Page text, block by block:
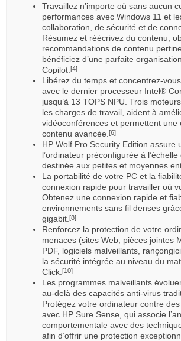
Travaillez n’importe où sans aucun
performances avec Windows 11 et
collaboration, de sécurité et de
Résumez et réécrivez du contenu,
recommandations de contenu
bénéficiez d’une parfaite
Copilot. [4]
Libérez du temps et concentrez-
avec le dernier processeur Intel®
jusqu’à 13 TOPS NPU. Trois
les charges de travail, aident à
vidéoconférences et permettent une
contenu avancée. [6]
HP Wolf Pro Security Edition assure
l’ordinateur préconfigurée à l’échelle
destinée aux petites et moyennes
La portabilité de votre PC et la
connexion rapide pour travailler où
Obtenez une connexion rapide et
environnements sans fil denses
gigabit. [8]
Renforcez la protection de votre
menaces (sites Web, pièces jointes
PDF, logiciels malveillants,
la sécurité intégrée au niveau du
Click. [10]
Les programmes malveillants
au-delà des capacités anti-virus
Protégez votre ordinateur contre
avec HP Sure Sense, qui associe
comportementale avec des
afin d’offrir une protection